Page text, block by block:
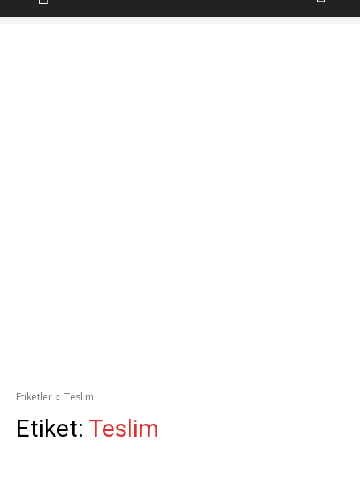
Etiketler Teslim
Etiket: Teslim